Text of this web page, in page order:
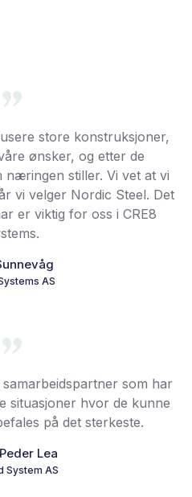
store konstruksjoner,
ønsker, og etter de
næringen stiller. Vi vet at vi
vi velger Nordic Steel. Det
er viktig for oss i CRE8
AS
som har
situasjoner hvor de kunne
på det sterkeste.
Lea
System AS